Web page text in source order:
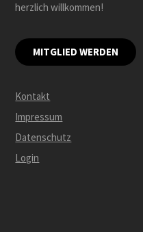
herzlich willkommen!
MITGLIED WERDEN
Kontakt
Impressum
Datenschutz
Login